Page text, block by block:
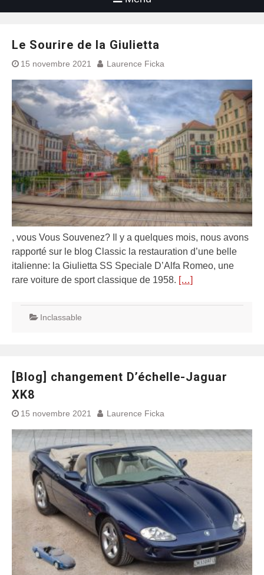
Le Sourire de la Giulietta
15 novembre 2021 Laurence Ficka
, vous Vous Souvenez? Il y a quelques mois, nous avons
rapporté sur le blog Classic la restauration d’une belle
italienne: la Giulietta SS Speciale D’Alfa Romeo, une
rare voiture de sport classique de 1958. […]
Inclassable
[Blog] changement D’échelle-Jaguar
XK8
15 novembre 2021 Laurence Ficka